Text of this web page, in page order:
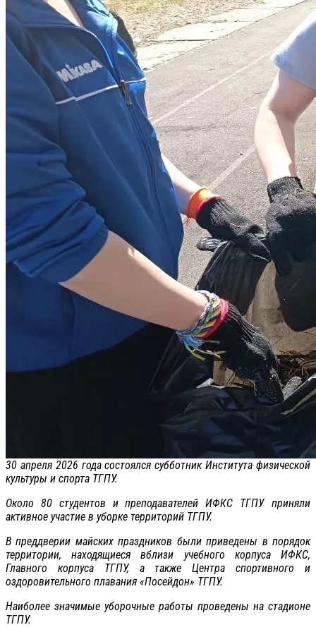
30 апреля 2026 года состоялся субботник Института физической
культуры и спорта ТГПУ.
Около 80 студентов и преподавателей ИФКС ТГПУ приняли
активное участие в уборке территорий ТГПУ.
В преддверии майских праздников были приведены в порядок
территории, находящиеся вблизи учебного корпуса ИФКС,
Главного корпуса ТГПУ, а также Центра спортивного и
оздоровительного плавания «Посейдон» ТГПУ.
Наиболее значимые уборочные работы проведены на стадионе
ТГПУ.